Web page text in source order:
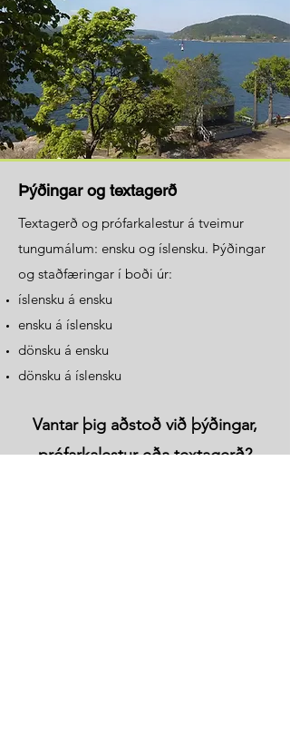
Þýðingar og textagerð
Textagerð og prófarkalestur á tveimur
tungumálum: ensku og íslensku. Þýðingar
og staðfæringar í boði úr:​
íslensku á ensku
ensku á íslensku
dönsku á ensku
dönsku á íslensku
Vantar þig aðstoð við þýðingar,
prófarkalestur eða textagerð?